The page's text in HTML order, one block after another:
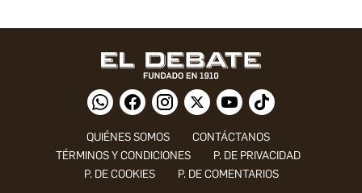
QUIÉNES SOMOS
CONTÁCTANOS
TÉRMINOS Y CONDICIONES
P. DE PRIVACIDAD
P. DE COOKIES
P. DE COMENTARIOS